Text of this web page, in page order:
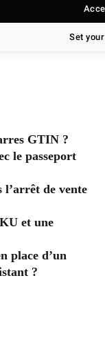
GTIN ?
le passeport
de vente
et une
place d’un
?
Set